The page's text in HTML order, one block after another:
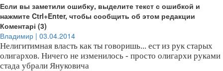
Если вы заметили ошибку, выделите текст с ошибкой и
нажмите Ctrl+Enter, чтобы сообщить об этом редакции
Коментарі (3)
Владимир | 03.04.2014
Нелигитимная власть как ты говоришь... ест из рук старых
олигархов. Ничего не изменилось - просто олигархи руками
стада убрали Януковича